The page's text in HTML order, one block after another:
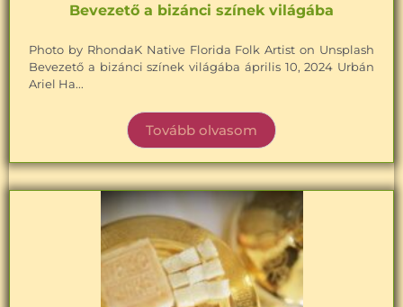
Bevezető a bizánci színek világába
Photo by RhondaK Native Florida Folk Artist on Unsplash
Bevezető a bizánci színek világába április 10, 2024 Urbán
Ariel Ha...
Tovább olvasom